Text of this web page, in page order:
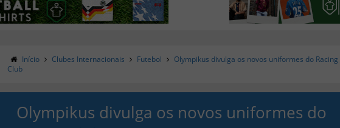
Início Clubes Internacionais Futebol
Olympikus divulga os novos uniformes do Racing
Club
Olympikus divulga os novos uniformes do